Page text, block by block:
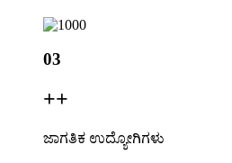
03
++
ಜಾಗತಿಕ ಉದ್ಯೋಗಿಗಳು